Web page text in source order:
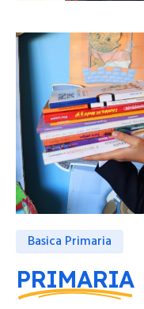
Basica Primaria
PRIMARIA